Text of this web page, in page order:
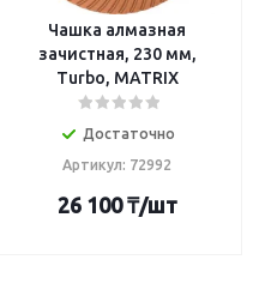
Чашка алмазная
зачистная, 230 мм,
Turbo, MATRIX
Достаточно
Артикул: 72992
26 100₸/шт